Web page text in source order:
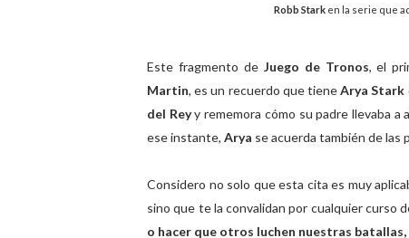
Robb Stark en la serie que
Este fragmento de Juego de Tronos, el
Martin, es un recuerdo que tieneArya Stark
del Reyy rememora cómo su padre llevaba a
ese instante, Arya se acuerda también de las
Considero no solo que esta cita es muy
sino que te la convalidan por cualquier curso
o hacer que otros luchen nuestras